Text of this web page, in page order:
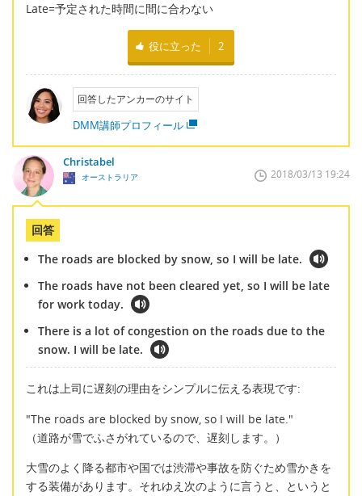
Late=予定された時間に間に合わない
役に立った 2
回答したアンカーのサイト
DMM講師プロフィール
Christabel
オーストラリア 2018/03/13 19:24
回答
The roads are blocked by snow, so I will be late.
The roads have not been cleared yet, so I will be late
for work today.
There is a lot of congestion on the roads due to the
snow. I will be late.
これは上司に遅刻の理由をシンプルに伝える表現です:
"The roads are blocked by snow, so I will be late."
（道路が雪でふさがれているので、遅刻します。）
大雪のよく降る都市や国では渋滞や事故を防ぐため雪かきを
する装備があります。それゆえ次のように言うと、というと